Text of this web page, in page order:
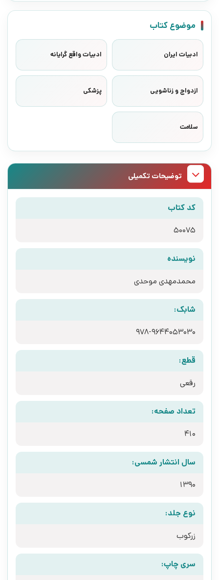
موضوع کتاب
ادبیات ایران ادبیات واقع گرایانه
ازدواج و زناشویی پزشکی
سلامت
توضیحات تکمیلی
کد کتاب
50075
نویسنده
محمدمهدی موحدی
شابک:
978-9644053030
قطع:
رقعی
تعداد صفحه:
410
سال انتشار شمسی:
1390
نوع جلد:
زرکوب
سری چاپ: